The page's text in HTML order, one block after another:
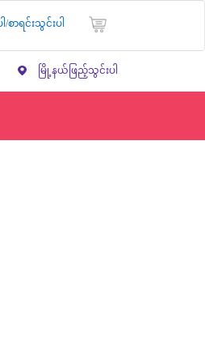
စာရင်းသွင်းပါ
မြို့နယ်ဖြည့်သွင်းပါ